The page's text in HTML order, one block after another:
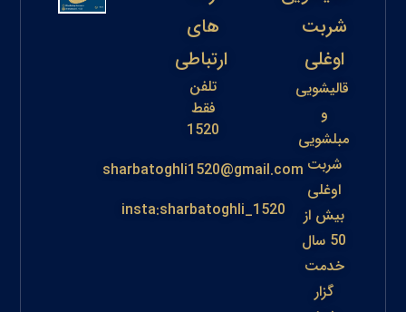
شربت
اوغلی
قالیشویی
و
مبلشویی
شربت
اوغلی
بیش از
50 سال
خدمت
گزار
های
ارتباطی
تلفن
فقط
1520
sharbatoghli1520@gmail.com
insta:sharbatoghli_1520